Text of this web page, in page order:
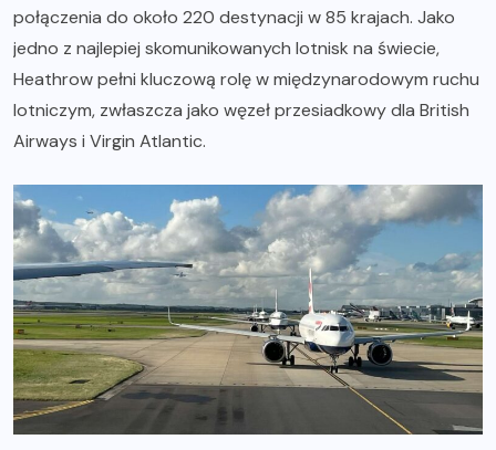
połączenia do około 220 destynacji w 85 krajach. Jako
jedno z najlepiej skomunikowanych lotnisk na świecie,
Heathrow pełni kluczową rolę w międzynarodowym ruchu
lotniczym, zwłaszcza jako węzeł przesiadkowy dla British
Airways i Virgin Atlantic.